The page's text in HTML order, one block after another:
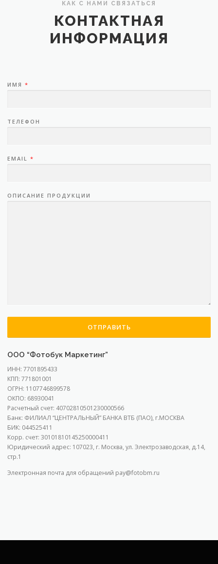
КАК С НАМИ СВЯЗАТЬСЯ
КОНТАКТНАЯ
ИНФОРМАЦИЯ
ИМЯ *
ТЕЛЕФОН
EMAIL *
ОПИСАНИЕ ПРОДУКЦИИ
ОТПРАВИТЬ
ООО “Фотобук Маркетинг”
ИНН: 7701895433
КПП: 771801001
ОГРН: 1107746899578
ОКПО: 68930041
Расчетный счет: 40702810501230000566
Банк: ФИЛИАЛ “ЦЕНТРАЛЬНЫЙ” БАНКА ВТБ (ПАО), г.МОСКВА
БИК: 044525411
Корр. счет: 30101810145250000411
Юридический адрес: 107023, г. Москва, ул. Электрозаводская, д.14,
стр.1
Электронная почта для обращений pay@fotobm.ru